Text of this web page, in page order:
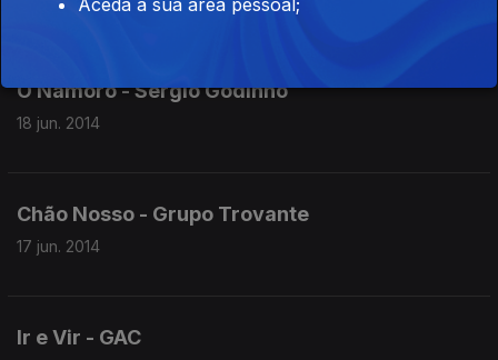
O Namoro - Sérgio Godinho
18 jun. 2014
Chão Nosso - Grupo Trovante
17 jun. 2014
Ir e Vir - GAC